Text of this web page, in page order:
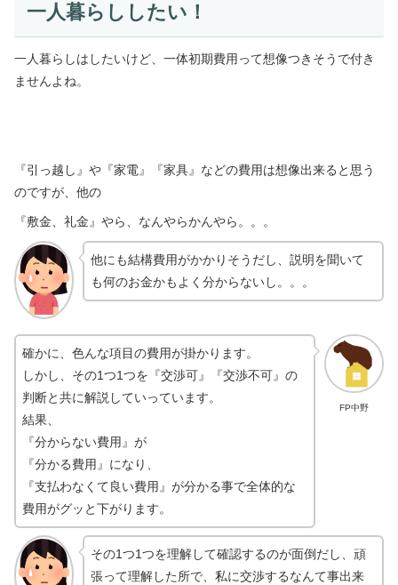
一人暮らししたい！
一人暮らしはしたいけど、一体初期費用って想像つきそうで付き
ませんよね。
『引っ越し』や『家電』『家具』などの費用は想像出来ると思う
のですが、他の
『敷金、礼金』やら、なんやらかんやら。。。
他にも結構費用がかかりそうだし、説明を聞いて
も何のお金かもよく分からないし。。。
FP中野
確かに、色んな項目の費用が掛かります。
しかし、その1つ1つを『交渉可』『交渉不可』の
判断と共に解説していっています。
結果、
『分からない費用』が
『分かる費用』になり、
『支払わなくて良い費用』が分かる事で全体的な
費用がグッと下がります。
その1つ1つを理解して確認するのが面倒だし、頑
張って理解した所で、私に交渉するなんて事出来